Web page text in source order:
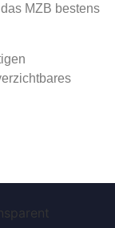
MZB bestens